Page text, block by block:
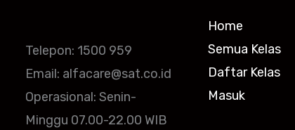
Telepon: 1500 959
Email: alfacare@sat.co.id
Operasional: Senin-
Minggu 07.00-22.00 WIB
Home
Semua Kelas
Daftar Kelas
Masuk